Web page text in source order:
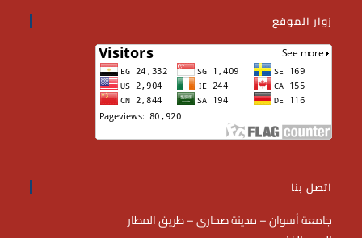
زوار الموقع
اتصل بنا
جامعة أسوان – مدينة صحارى – طريق المطار